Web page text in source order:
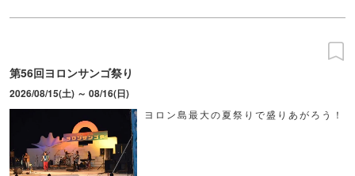
第56回ヨロンサンゴ祭り
2026/08/15(土) ～ 08/16(日)
ヨロン島最大の夏祭りで盛りあがろう！